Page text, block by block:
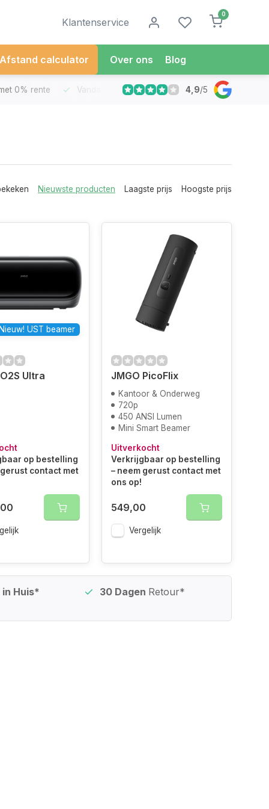
Klantenservice
0
Afstand calculator Over ons Blog
0% rente Vandaag besteldMorgen in Huis*
4,9/5
Nieuwste producten Laagste prijs Hoogste prijs
UST beamer
Ultra
op bestelling
gerust contact met
JMGO PicoFlix
Kantoor & Onderweg
720p
450 ANSI Lumen
Mini Smart Beamer
Uitverkocht
Verkrijgbaar op bestelling
– neem gerust contact met
ons op!
549,00
Vergelijk
Huis* 30 Dagen Retour*